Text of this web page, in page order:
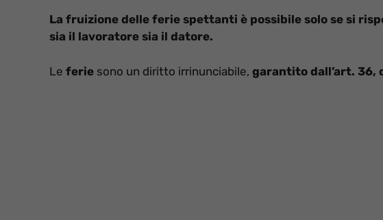
La fruizione delle ferie spettanti è possibile solo se si
sia il lavoratore sia il datore.
Le ferie sono un diritto irrinunciabile, garantito dall’art. 36,